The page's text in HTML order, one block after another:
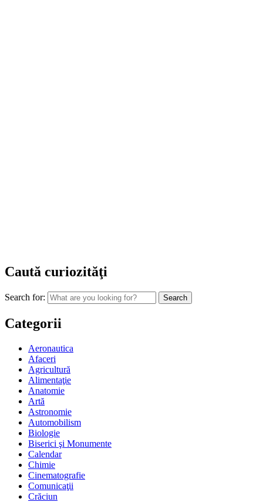
Caută curiozităţi
Search for:
Categorii
Aeronautica
Afaceri
Agricultură
Alimentaţie
Anatomie
Artă
Astronomie
Automobilism
Biologie
Biserici şi Monumente
Calendar
Chimie
Cinematografie
Comunicaţii
Crăciun